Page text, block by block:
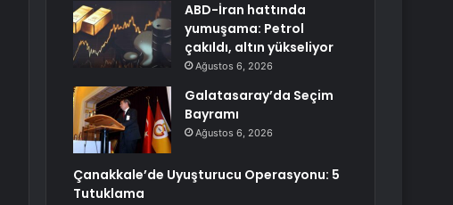
ABD-İran hattında
yumuşama: Petrol
çakıldı, altın yükseliyor
Ağustos 6, 2026
Galatasaray’da Seçim
Bayramı
Ağustos 6, 2026
Çanakkale’de Uyuşturucu Operasyonu: 5
Tutuklama